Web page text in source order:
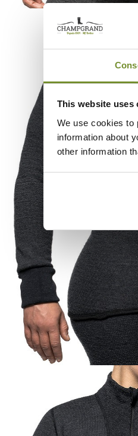
This website uses
We use cookies to
information about
other information